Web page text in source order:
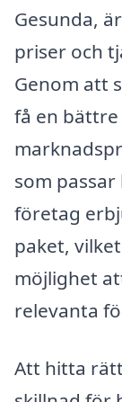
Gesunda,
priser och
Genom att
få en
som
företag
paket,
möjlighet
relevanta
Att hitta